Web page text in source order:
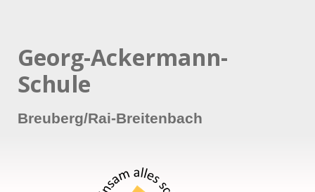
Georg-Ackermann-
Schule
Breuberg/Rai-Breitenbach